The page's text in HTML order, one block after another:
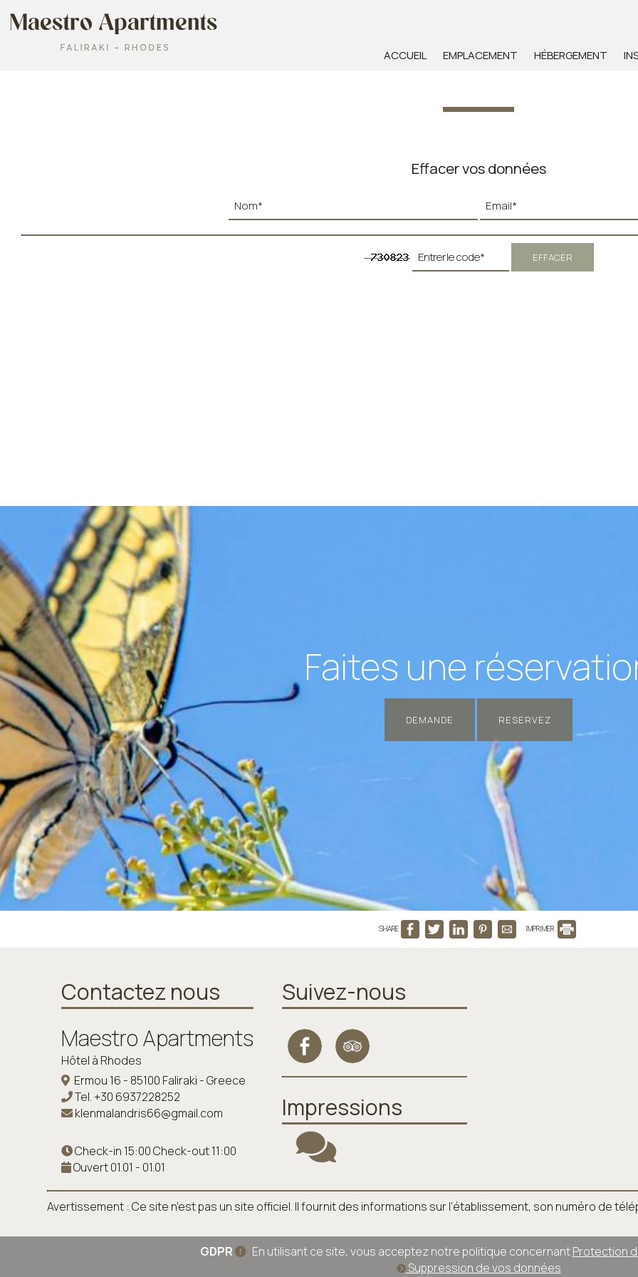
ACCUEIL EMPLACEMENT HÉBERGEMENT
Effacer vos données
EFFACER
Faites une
DEMANDE RESERVEZ
SHARE IMPRIMER
Contactez nous
Maestro Apartments
Hôtel à Rhodes
Ermou 16 - 85100 Faliraki - Greece
Tel.+30 6937228252
klenmalandris66@gmail.com
Check-in 15:00 Check-out 11:00
Ouvert 01.01 - 01.01
Suivez-nous
Impressions
Avertissement : Ce site n’est pas un site officiel. Il fournit des informations sur l’établissement, son numéro de
GDPR En utilisant ce site, vous acceptez notre politique concernantProtection
Suppression de vos données